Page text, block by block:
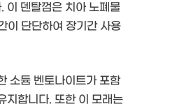
이 덴탈껌은 치아 노폐물
이 단단하여 장기간 사용
소듐 벤토나이트가 포함
지합니다. 또한 이 모래는